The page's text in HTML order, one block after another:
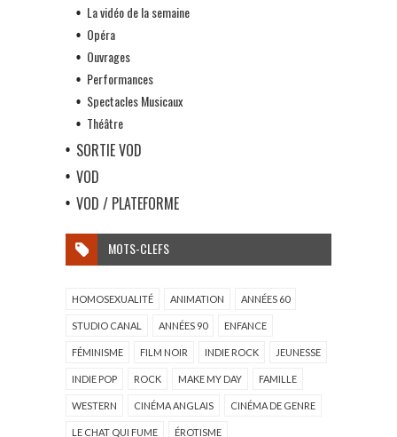
La vidéo de la semaine
Opéra
Ouvrages
Performances
Spectacles Musicaux
Théâtre
SORTIE VOD
VOD
VOD / PLATEFORME
MOTS-CLEFS
HOMOSEXUALITÉ ANIMATION ANNÉES 60
STUDIO CANAL ANNÉES 90 ENFANCE
FÉMINISME FILM NOIR INDIE ROCK JEUNESSE
INDIE POP ROCK MAKE MY DAY FAMILLE
WESTERN CINÉMA ANGLAIS CINÉMA DE GENRE
LE CHAT QUI FUME ÉROTISME